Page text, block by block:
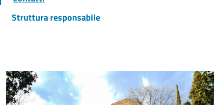
Struttura responsabile